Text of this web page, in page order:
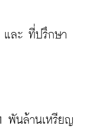
และ ที่ปรึกษา
พันล้านเหรียญ